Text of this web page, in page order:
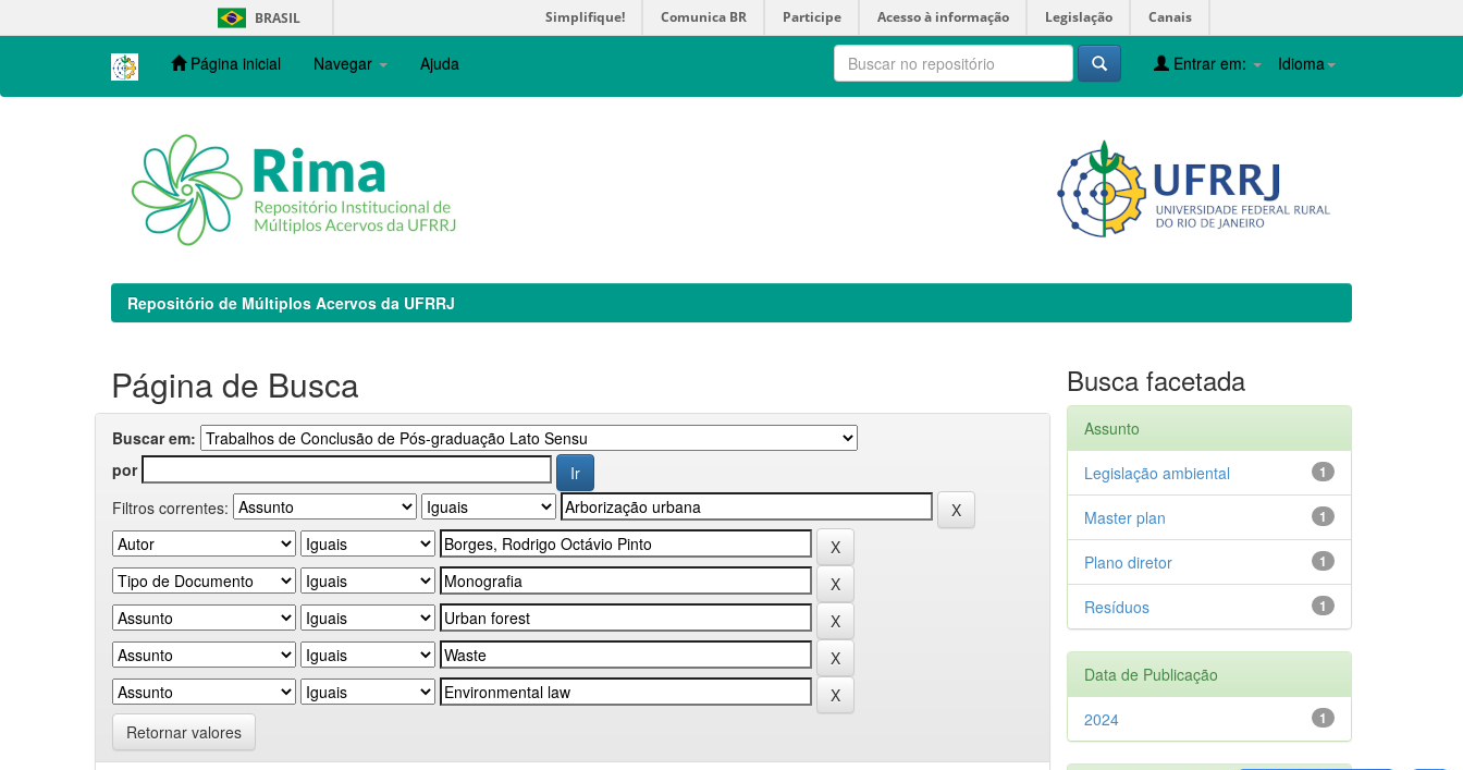
navigation
BRASIL Simplifique! Comunica BR Participe Acesso à informação Legislação Canais
Página inicial Navegar Ajuda Idioma
Entrar em:
Repositório de Múltiplos Acervos da UFRRJ
Página de Busca
Buscar em:
por
Filtros correntes:
Retornar valores
Busca facetada
Assunto
1
Legislação ambiental
1
Master plan
1
Plano diretor
1
Resíduos
Data de Publicação
1
2024